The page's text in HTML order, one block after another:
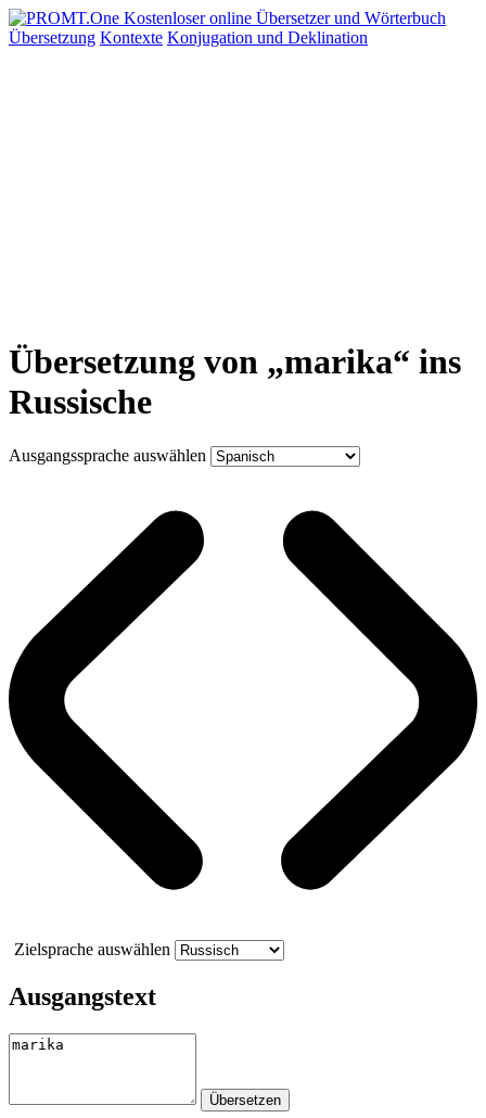
Übersetzung Kontexte Konjugation und Deklination
Übersetzung von „marika“ ins
Russische
Ausgangssprache auswählen
Zielsprache auswählen
Ausgangstext